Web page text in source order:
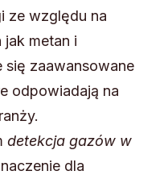
ze względu na
metan i
zaawansowane
odpowiadają na
detekcja gazów w
dla